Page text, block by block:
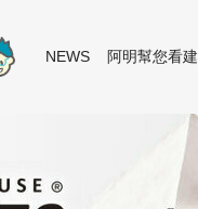
NEWS 阿明幫您看